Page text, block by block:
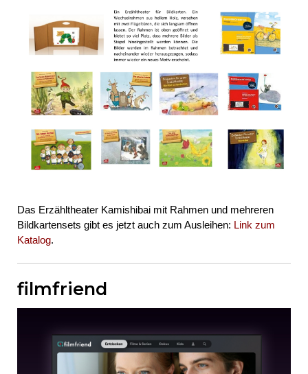
Das Erzähltheater Kamishibai mit Rahmen und mehreren
Bildkartensets gibt es jetzt auch zum Ausleihen: Link zum
Katalog.
filmfriend